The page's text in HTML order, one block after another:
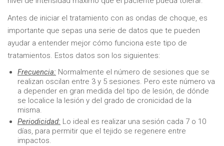
Antes de iniciar el tratamiento con as ondas de choque, es
importante que sepas una serie de datos que te pueden
ayudar a entender mejor cómo funciona este tipo de
tratamientos. Estos datos son los siguientes:
Frecuencia: Normalmente el número de sesiones que se
realizan oscilan entre 3 y 5 sesiones. Pero este número va
a depender en gran medida del tipo de lesión, de dónde
se localice la lesión y del grado de cronicidad de la
misma.
Periodicidad: Lo ideal es realizar una sesión cada 7 o 10
días, para permitir que el tejido se regenere entre
impactos.